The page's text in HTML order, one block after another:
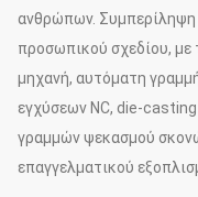
ανθρώπων. Συμπερίληψη
προσωπικού σχεδίου,
μηχανή, αυτόματη
εγχύσεων NC, die-
γραμμών ψεκασμού
επαγγελματικού